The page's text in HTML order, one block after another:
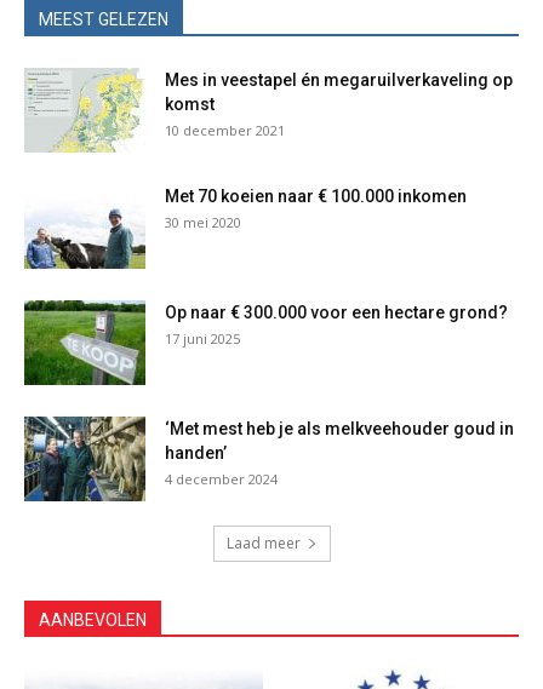
MEEST GELEZEN
Mes in veestapel én megaruilverkaveling op
komst
10 december 2021
Met 70 koeien naar € 100.000 inkomen
30 mei 2020
Op naar € 300.000 voor een hectare grond?
17 juni 2025
‘Met mest heb je als melkveehouder goud in
handen’
4 december 2024
Laad meer
AANBEVOLEN